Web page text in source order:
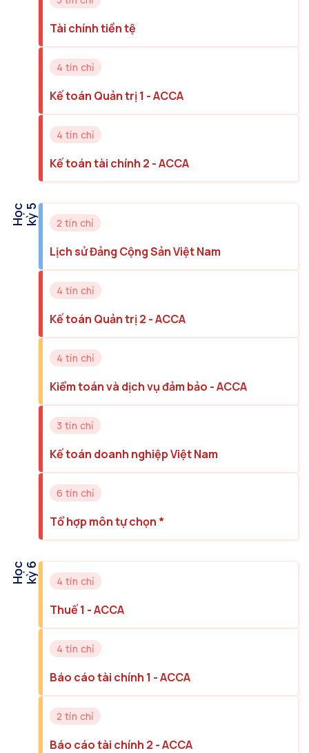
Tài chính tiền tệ
4 tín chỉ
Kế toán Quản trị 1 - ACCA
4 tín chỉ
Kế toán tài chính 2 - ACCA
H
ọ
c
k
ỳ5 2 tín chỉ
Lịch sử Đảng Cộng Sản Việt Nam
4 tín chỉ
Kế toán Quản trị 2 - ACCA
4 tín chỉ
Kiểm toán và dịch vụ đảm bảo - ACCA
3 tín chỉ
Kế toán doanh nghiệp Việt Nam
6 tín chỉ
Tổ hợp môn tự chọn *
H
ọ
c
k
ỳ6 4 tín chỉ
Thuế 1 - ACCA
4 tín chỉ
Báo cáo tài chính 1 - ACCA
2 tín chỉ
Báo cáo tài chính 2 - ACCA